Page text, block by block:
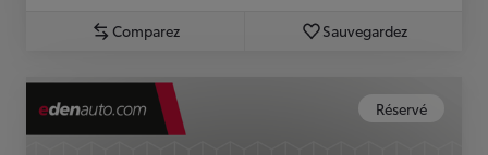
Comparez Sauvegardez
Réservé